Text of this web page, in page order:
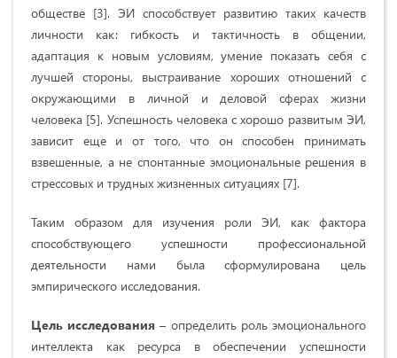
обществе [3]. ЭИ способствует развитию таких качеств
личности как: гибкость и тактичность в общении,
адаптация к новым условиям, умение показать себя с
лучшей стороны, выстраивание хороших отношений с
окружающими в личной и деловой сферах жизни
человека [5]. Успешность человека с хорошо развитым ЭИ,
зависит еще и от того, что он способен принимать
взвешенные, а не спонтанные эмоциональные решения в
стрессовых и трудных жизненных ситуациях [7].
Таким образом для изучения роли ЭИ, как фактора
способствующего успешности профессиональной
деятельности нами была сформулирована цель
эмпирического исследования.
Цель исследования – определить роль эмоционального
интеллекта как ресурса в обеспечении успешности